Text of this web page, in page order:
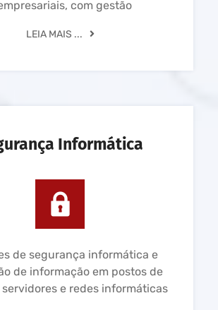
com gestão
LEIA MAIS ...
Informática
de segurança informática e
de informação em postos de
e redes informáticas